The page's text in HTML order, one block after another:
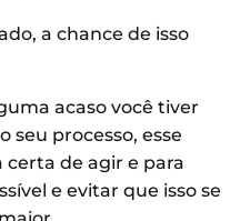
a chance de isso
acaso você tiver
seu processo, esse
certa de agir e para
e evitar que isso se